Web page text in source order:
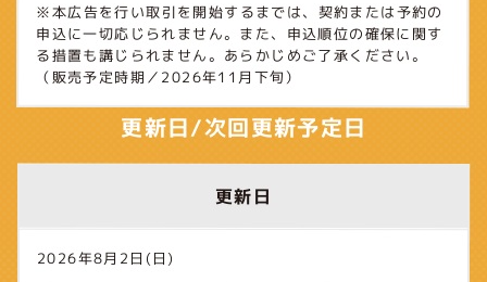
※本広告を行い取引を開始するまでは、契約または予約の
申込に一切応じられません。また、申込順位の確保に関す
る措置も講じられません。あらかじめご了承ください。
（販売予定時期／2026年11月下旬）
更新日/次回更新予定日
更新日
2026年8月2日(日)